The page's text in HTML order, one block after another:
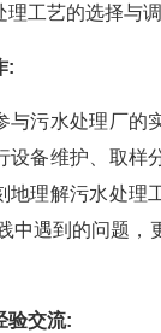
工艺的选择与调
:
与污水处理厂的
设备维护、取样
地理解污水处理
中遇到的问题，
验交流: